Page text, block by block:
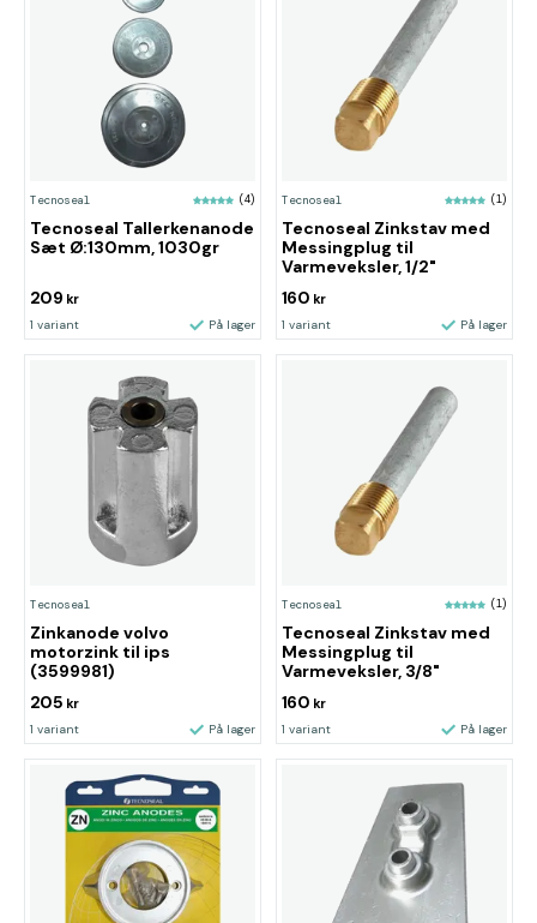
Tecnoseal (4)
Tecnoseal Tallerkenanode
Sæt Ø:130mm, 1030gr
209 kr
1 variant På lager
Tecnoseal (1)
Tecnoseal Zinkstav med
Messingplug til
Varmeveksler, 1/2"
160 kr
1 variant På lager
Tecnoseal
Zinkanode volvo
motorzink til ips
(3599981)
205 kr
1 variant På lager
Tecnoseal (1)
Tecnoseal Zinkstav med
Messingplug til
Varmeveksler, 3/8"
160 kr
1 variant På lager